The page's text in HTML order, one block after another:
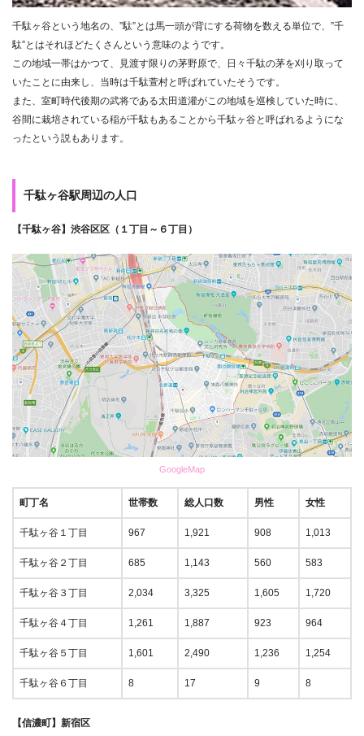
千駄ヶ谷という地名の、”駄”とは馬一頭が背にする荷物を数える単位で、”千
駄”とはそれほどたくさんという意味のようです。
この地域一帯はかつて、見渡す限りの茅野原で、日々千駄の茅を刈り取って
いたことに由来し、当時は千駄萱村と呼ばれていたそうです。
また、室町時代後期の武将である太田道灌がこの地域を巡検していた時に、
谷間に栽培されている稲が千駄もあることから千駄ヶ谷と呼ばれるようにな
ったという説もあります。
千駄ヶ谷駅周辺の人口
【千駄ヶ谷】渋谷区区（１丁目～６丁目）
GoogleMap
町丁名 世帯数 総人口数 男性 女性
千駄ヶ谷１丁目 967 1,921 908 1,013
千駄ヶ谷２丁目 685 1,143 560 583
千駄ヶ谷３丁目 2,034 3,325 1,605 1,720
千駄ヶ谷４丁目 1,261 1,887 923 964
千駄ヶ谷５丁目 1,601 2,490 1,236 1,254
千駄ヶ谷６丁目 8 17 9 8
【信濃町】新宿区